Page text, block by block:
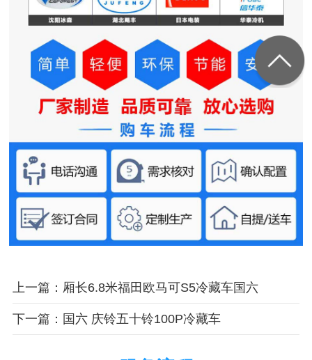
上一篇：厢长6.8米福田欧马可S5冷藏车国六
下一篇：国六 庆铃五十铃100P冷藏车